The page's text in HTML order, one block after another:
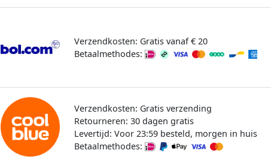
Verzendkosten: Gratis vanaf € 20
Betaalmethodes:
Verzendkosten: Gratis verzending
Retourneren: 30 dagen gratis
Levertijd: Voor 23:59 besteld, morgen in huis
Betaalmethodes: